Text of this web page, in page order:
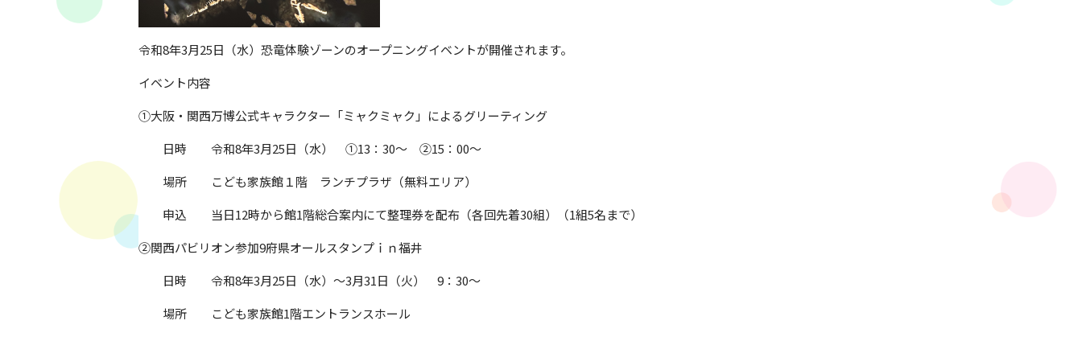
令和8年3月25日（水）恐竜体験ゾーンのオープニングイベントが開催されます。
イベント内容
①大阪・関西万博公式キャラクター「ミャクミャク」によるグリーティング
日時 令和8年3月25日（水） ①13：30～ ②15：00～
場所 こども家族館１階 ランチプラザ（無料エリア）
申込 当日12時から館1階総合案内にて整理券を配布（各回先着30組）（1組5名まで）
②関西パビリオン参加9府県オールスタンプｉｎ福井
日時 令和8年3月25日（水）～3月31日（火） 9：30～
場所 こども家族館1階エントランスホール